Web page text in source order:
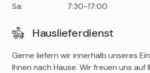
Sa:
7:30-17:00
Hauslieferdienst
Gerne liefern wir innerhalb unseres
Ihnen nach Hause. Wir freuen uns auf